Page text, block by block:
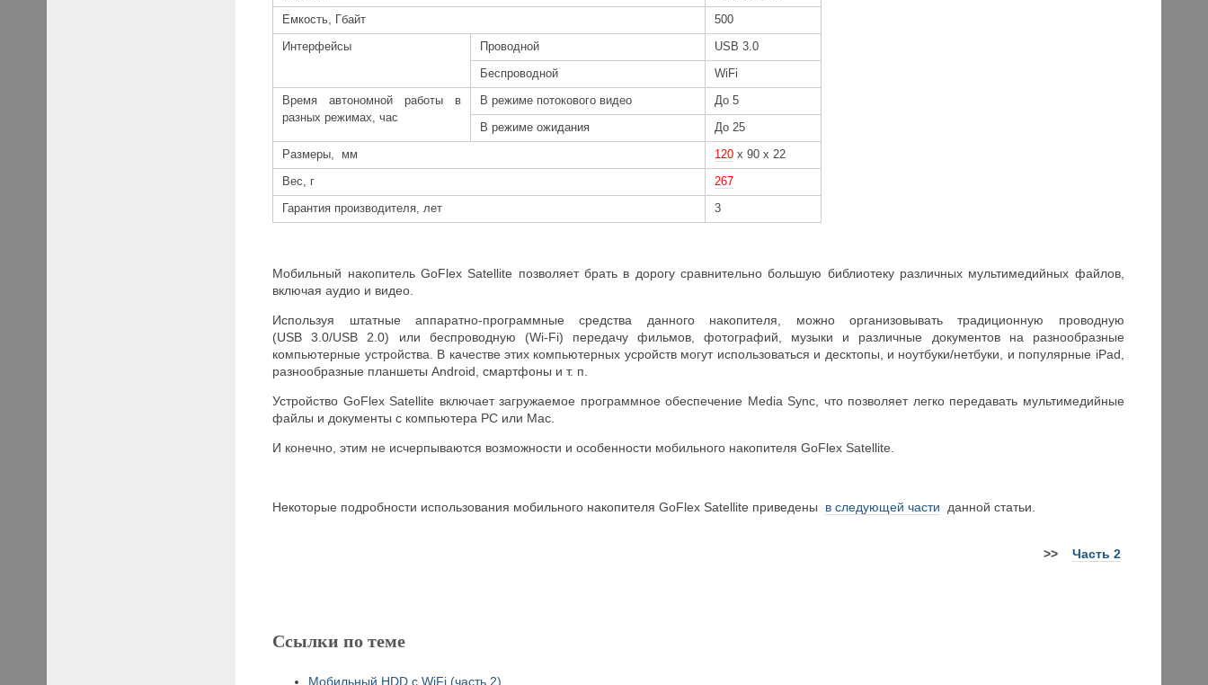
Емкость, Гбайт 500
Интерфейсы Проводной USB 3.0
Беспроводной WiFi
Время автономной работы в
разных режимах, час
В режиме потокового видео До 5
В режиме ожидания До 25
Размеры, мм 120 х 90 х 22
Вес, г 267
Гарантия производителя, лет 3
Мобильный накопитель GoFlex Satellite позволяет брать в дорогу сравнительно большую библиотеку различных мультимедийных файлов,
включая аудио и видео.
Используя штатные аппаратно-программные средства данного накопителя, можно организовывать традиционную проводную
(USB 3.0/USB 2.0) или беспроводную (Wi-Fi) передачу фильмов, фотографий, музыки и различные документов на разнообразные
компьютерные устройства. В качестве этих компьютерных усройств могут использоваться и десктопы, и ноутбуки/нетбуки, и популярные iPad,
разнообразные планшеты Android, смартфоны и т. п.
Устройство GoFlex Satellite включает загружаемое программное обеспечение Media Sync, что позволяет легко передавать мультимедийные
файлы и документы с компьютера PC или Mac.
И конечно, этим не исчерпываются возможности и особенности мобильного накопителя GoFlex Satellite.
Некоторые подробности использования мобильного накопителя GoFlex Satellite приведены в следующей части данной статьи.
>> Часть 2
Ссылки по теме
Мобильный HDD с WiFi (часть 2)